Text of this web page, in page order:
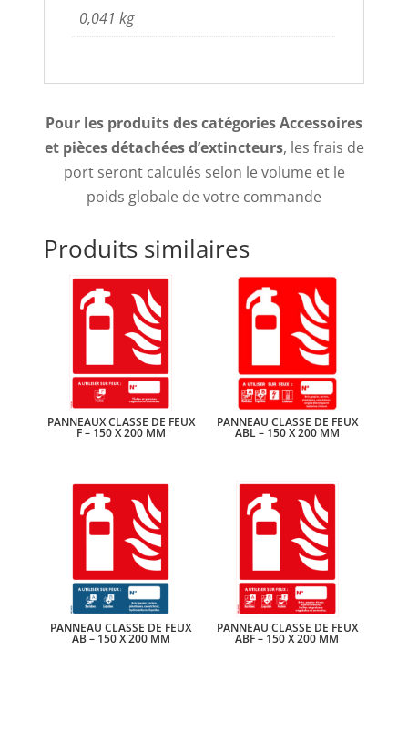
0,041 kg
Pour les produits des catégories Accessoires
et pièces détachées d’extincteurs, les frais de
port seront calculés selon le volume et le
poids globale de votre commande
Produits similaires
PANNEAUX CLASSE DE FEUX
F – 150 X 200 MM
PANNEAU CLASSE DE FEUX
ABL – 150 X 200 MM
PANNEAU CLASSE DE FEUX
AB – 150 X 200 MM
PANNEAU CLASSE DE FEUX
ABF – 150 X 200 MM